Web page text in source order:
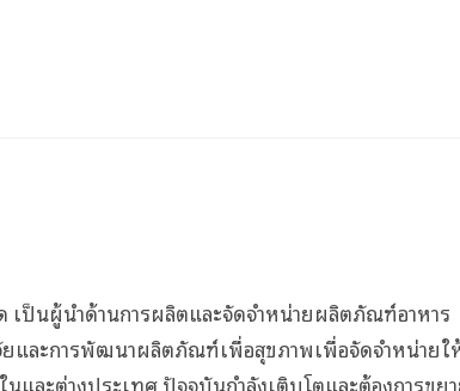
เป็นผู้นำด้านการผลิตและจัดจำหน่ายผลิตภัณฑ์อาหาร
ยและการพัฒนาผลิตภัณฑ์เพื่อสุขภาพเพื่อจัดจำหน่ายใ
และต่างประเทศ ปัจจุบันกำลังเติบโตและต้องการขย